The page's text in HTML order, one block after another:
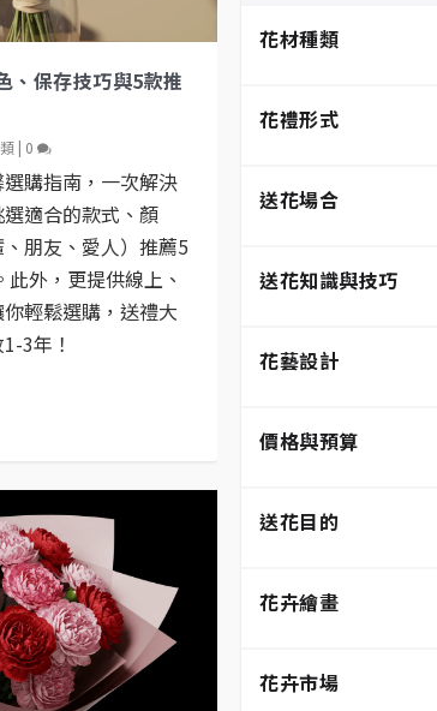
、保存技巧與5款推
| 0
購指南，一次解決
適合的款式、顏
朋友、愛人）推薦5
外，更提供線上、
輕鬆選購，送禮大
3年！
花材種類
蘭花
混合花材
向日葵
花禮形式
永生花/不凋花
盆栽/盆花
桌花
花籃
送花場合
畢業典禮
開幕喬遷
送花知識與技巧
鮮花保養
花藝設計
價格與預算
送花目的
花卉繪畫
花卉市場